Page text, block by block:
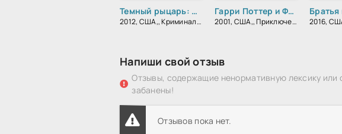
Темный рыцарь: Возрождение легенды
2012, США,, Криминал, Фантастика, Боевик, Триллер, Зарубежный, Драма
Гарри Поттер и Философский Камень
2001, США,, Приключения, Фэнтези, Семейный, Зарубежный
Братья
Напиши свой отзыв
Отзывы, содержащие ненормативную лексику или
забанены!
Отзывов пока нет.